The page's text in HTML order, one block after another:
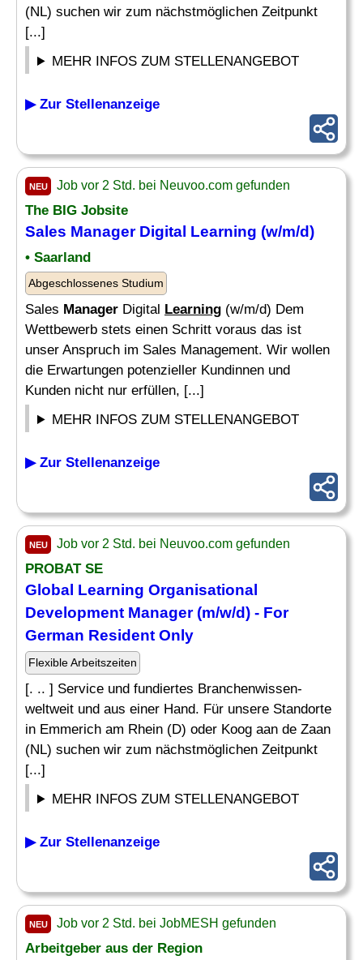
(NL) suchen wir zum nächstmöglichen Zeitpunkt
[...]
MEHR INFOS ZUM STELLENANGEBOT
▶ Zur Stellenanzeige
NEU Job vor 2 Std. bei Neuvoo.com gefunden
The BIG Jobsite
Sales ManagerDigital Learning (w/m/d)
• Saarland
Abgeschlossenes Studium
Sales Manager Digital Learning (w/m/d) Dem
Wettbewerb stets einen Schritt voraus das ist
unser Anspruch im Sales Management. Wir wollen
die Erwartungen potenzieller Kundinnen und
Kunden nicht nur erfüllen, [...]
MEHR INFOS ZUM STELLENANGEBOT
▶ Zur Stellenanzeige
NEU Job vor 2 Std. bei Neuvoo.com gefunden
PROBAT SE
Global Learning Organisational
Development Manager(m/w/d) - For
German Resident Only
Flexible Arbeitszeiten
[. .. ] Service und fundiertes Branchenwissen-
weltweit und aus einer Hand. Für unsere Standorte
in Emmerich am Rhein (D) oder Koog aan de Zaan
(NL) suchen wir zum nächstmöglichen Zeitpunkt
[...]
MEHR INFOS ZUM STELLENANGEBOT
▶ Zur Stellenanzeige
NEU Job vor 2 Std. bei JobMESH gefunden
Arbeitgeber aus der Region